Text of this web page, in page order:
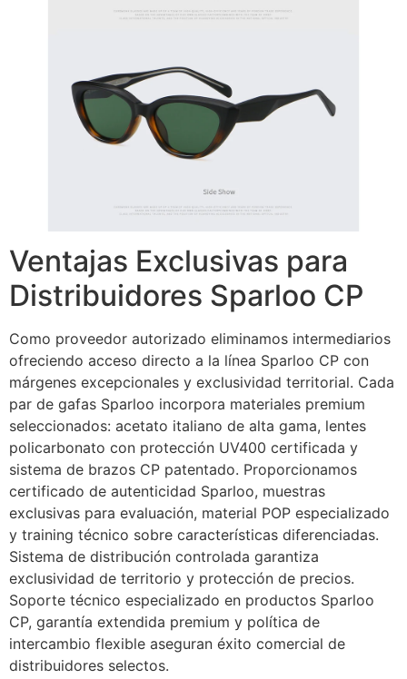
Ventajas Exclusivas para
Distribuidores Sparloo CP
Como proveedor autorizado eliminamos intermediarios
ofreciendo acceso directo a la línea Sparloo CP con
márgenes excepcionales y exclusividad territorial. Cada
par de gafas Sparloo incorpora materiales premium
seleccionados: acetato italiano de alta gama, lentes
policarbonato con protección UV400 certificada y
sistema de brazos CP patentado. Proporcionamos
certificado de autenticidad Sparloo, muestras
exclusivas para evaluación, material POP especializado
y training técnico sobre características diferenciadas.
Sistema de distribución controlada garantiza
exclusividad de territorio y protección de precios.
Soporte técnico especializado en productos Sparloo
CP, garantía extendida premium y política de
intercambio flexible aseguran éxito comercial de
distribuidores selectos.